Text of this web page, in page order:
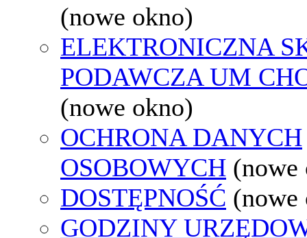
(nowe okno)
ELEKTRONICZNA
PODAWCZA UM
(nowe okno)
OCHRONA DANYCH
OSOBOWYCH (nowe
DOSTĘPNOŚĆ (nowe
GODZINY